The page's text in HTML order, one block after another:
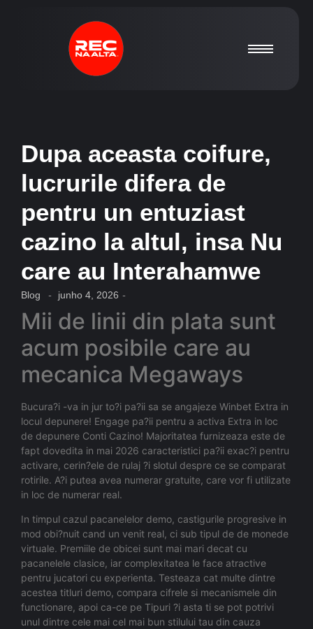
Dupa aceasta coifure,
lucrurile difera de
pentru un entuziast
cazino la altul, insa Nu
care au Interahamwe
Blog - junho 4, 2026 -
Mii de linii din plata sunt
acum posibile care au
mecanica Megaways
Bucura?i -va in jur to?i pa?ii sa se angajeze Winbet Extra in
locul depunere! Engage pa?ii pentru a activa Extra in loc
de depunere Conti Cazino! Majoritatea furnizeaza este de
fapt dovedita in mai 2026 caracteristici pa?ii exac?i pentru
activare, cerin?ele de rulaj ?i slotul despre ce se comparat
rotirile. A?i putea avea numerar gratuite, care vor fi utilizate
in loc de numerar real.
In timpul cazul pacanelelor demo, castigurile progresive in
mod obi?nuit cand un venit real, ci sub tipul de de monede
virtuale. Premiile de obicei sunt mai mari decat cu
pacanelele clasice, iar complexitatea le face atractive
pentru jucatori cu experienta. Testeaza cat multe dintre
acestea titluri demo, compara cifrele si mecanismele din
functionare, apoi ca-ce pe Tipuri ?i asta ti se pot potrivi
unul dintre cele mai cel mai bun stilului tau din cauza